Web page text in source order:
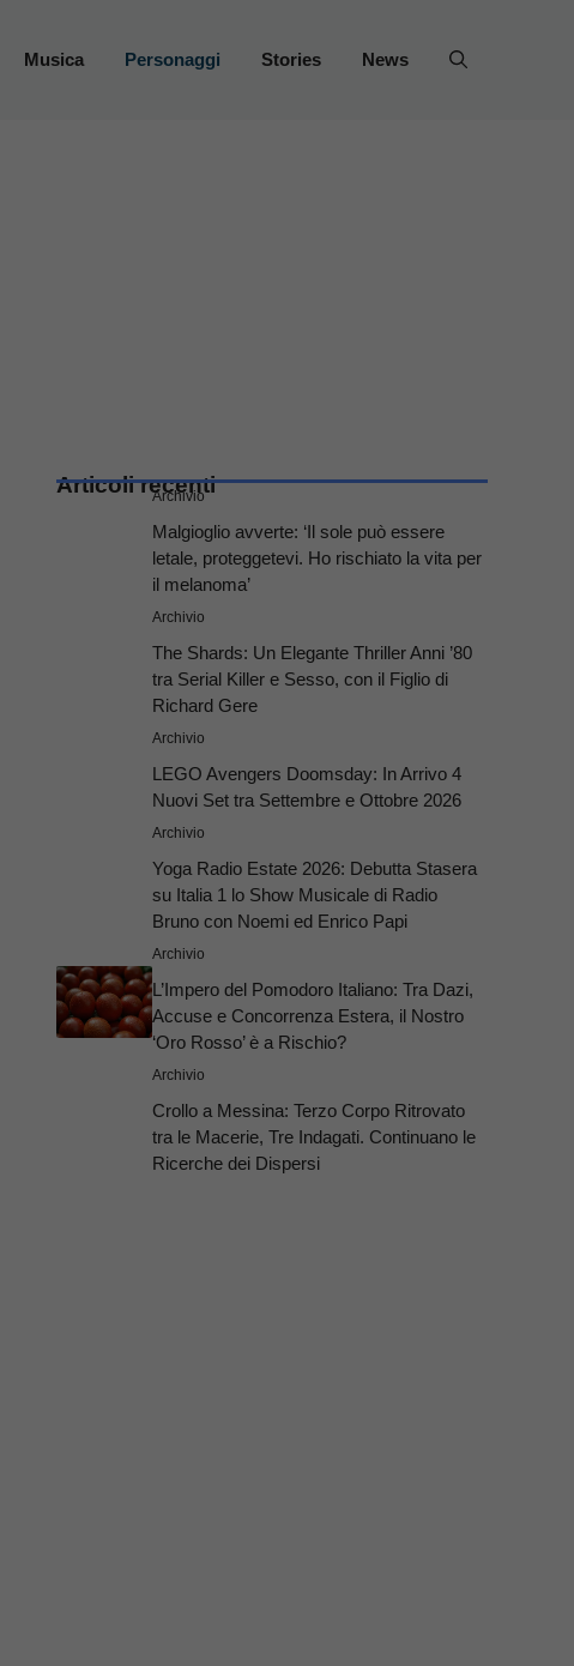
Musica Personaggi Stories News
Articoli recenti
Archivio
Malgioglio avverte: ‘Il sole può essere
letale, proteggetevi. Ho rischiato la vita per
il melanoma’
Archivio
The Shards: Un Elegante Thriller Anni ’80
tra Serial Killer e Sesso, con il Figlio di
Richard Gere
Archivio
LEGO Avengers Doomsday: In Arrivo 4
Nuovi Set tra Settembre e Ottobre 2026
Archivio
Yoga Radio Estate 2026: Debutta Stasera
su Italia 1 lo Show Musicale di Radio
Bruno con Noemi ed Enrico Papi
Archivio
L’Impero del Pomodoro Italiano: Tra Dazi,
Accuse e Concorrenza Estera, il Nostro
‘Oro Rosso’ è a Rischio?
Archivio
Crollo a Messina: Terzo Corpo Ritrovato
tra le Macerie, Tre Indagati. Continuano le
Ricerche dei Dispersi